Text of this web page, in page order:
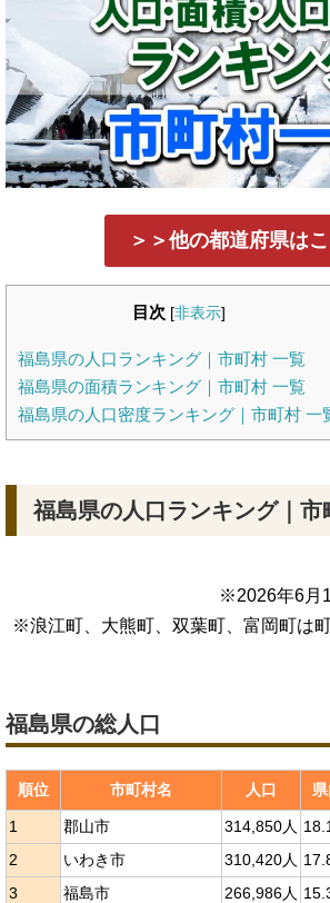
＞＞他の都道府県は
目次 [非表示]
福島県の人口ランキング｜市町村 一覧
福島県の面積ランキング｜市町村 一覧
福島県の人口密度ランキング｜市町村 一
福島県の人口ランキング｜市
※2026年6月
※浪江町、大熊町、双葉町、富岡町は
福島県の総人口
順位 市町村名 人口
1 郡山市 314,850人
2
いわき市 310,420人
3
福島市 266,986人